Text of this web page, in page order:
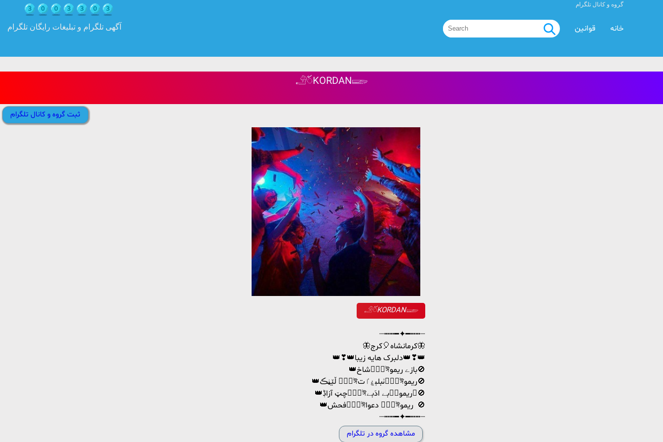
آگهی تلگرام و تبلیغات رایگان تلگرام
گروه و کانال تلگرام
قوانین خانه
𓄂ꪰKORDAN𓆃
ثبت گروه و کانال تلگرام
𓄂ꪰKORDAN𓆃
┈┅┅━✦━┅┅┈
🦋کرمانشاه🎈کرج🦋
👑❣👑دلبرک هایه زیبا👑❣👑
👑شاخঊٌ۝ঈبازے ریمو🚫
👑ڵێڼڪ ঊٌ۝ঈٺبلېۼٵتঊٌ۝ঈریمو🚫
👑چټ آزاڋঊٌ۝ঈبے ادَبےঊٌ۝ریمو🚫
👑فحشঊٌ۝ঈدعوا ঊٌ۝ঈریمو 🚫
┈┅┅━✦━┅┅┈
مشاهده گروه در تلگرام